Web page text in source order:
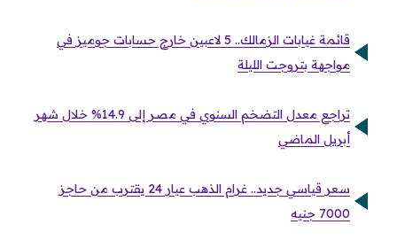
قائمة غيابات الزمالك.. 5 لاعبين خارج حسابات جوميز في
مواجهة بتروجت الليلة
تراجع معدل التضخم السنوي في مصر إلى 14.9% خلال شهر
أبريل الماضي
سعر قياسي جديد.. غرام الذهب عيار 24 يقترب من حاجز
7000 جنيه